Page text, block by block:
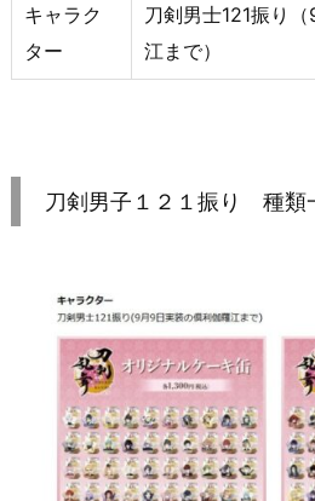
キャラク
ター
刀剣男士121振り
江まで）
刀剣男子１２１振り 種類